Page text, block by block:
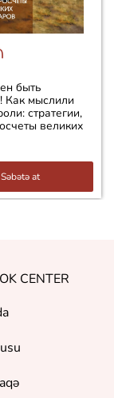
быть
Как мыслили
стратегии,
великих
Səbətə at
CENTER